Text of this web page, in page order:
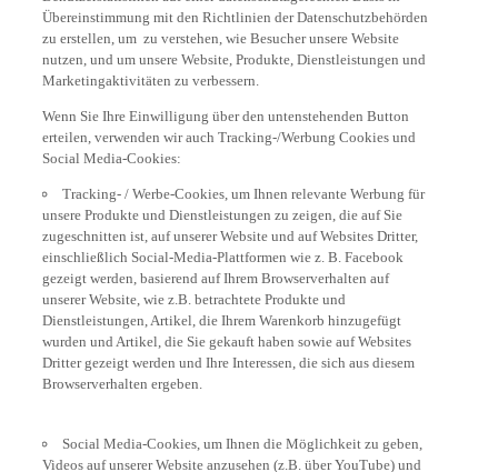
Übereinstimmung mit den Richtlinien der Datenschutzbehörden
zu erstellen, um zu verstehen, wie Besucher unsere Website
nutzen, und um unsere Website, Produkte, Dienstleistungen und
Marketingaktivitäten zu verbessern.
Wenn Sie Ihre Einwilligung über den untenstehenden Button
erteilen, verwenden wir auch Tracking-/Werbung Cookies und
Social Media-Cookies:
Tracking- / Werbe-Cookies, um Ihnen relevante Werbung für
unsere Produkte und Dienstleistungen zu zeigen, die auf Sie
zugeschnitten ist, auf unserer Website und auf Websites Dritter,
einschließlich Social-Media-Plattformen wie z. B. Facebook
gezeigt werden, basierend auf Ihrem Browserverhalten auf
unserer Website, wie z.B. betrachtete Produkte und
Dienstleistungen, Artikel, die Ihrem Warenkorb hinzugefügt
wurden und Artikel, die Sie gekauft haben sowie auf Websites
Dritter gezeigt werden und Ihre Interessen, die sich aus diesem
Browserverhalten ergeben.
Social Media-Cookies, um Ihnen die Möglichkeit zu geben,
Videos auf unserer Website anzusehen (z.B. über YouTube) und